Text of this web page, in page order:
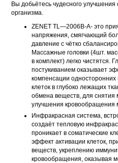
Вы добьётесь чудесного улучшения
организма.
ZENET TL—2006B-A- это
напряжения, смягчающий
давление с чётко
Массажные головки (4шт.
в комплект) легко чистятся.
постукиванием оказывает
компенсации односторонних
клеток в глубоко лежащих
обмена веществ, для
улучшения кровообращения
Инфракрасная система,
создаёт тепловую
проникает в соматические
эффект активации клеток,
веществ, укреплению
кровообращения, оказывая